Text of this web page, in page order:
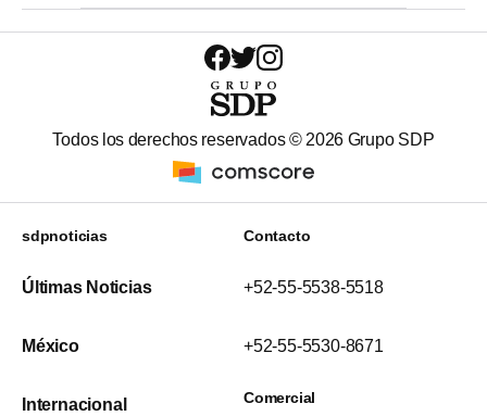
Todos los derechos reservados © 2026 Grupo SDP
sdpnoticias
Últimas Noticias
México
Internacional
Contacto
+52-55-5538-5518
+52-55-5530-8671
Comercial